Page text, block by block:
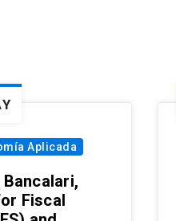
Aplicada
Fiscal